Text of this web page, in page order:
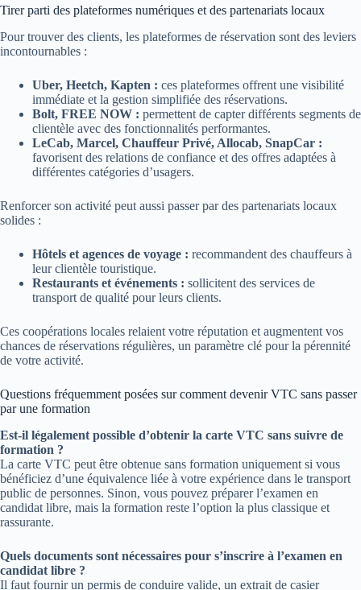
Tirer parti des plateformes numériques et des partenariats locaux
Pour trouver des clients, les plateformes de réservation sont des leviers
incontournables :
Uber, Heetch, Kapten : ces plateformes offrent une visibilité
immédiate et la gestion simplifiée des réservations.
Bolt, FREE NOW : permettent de capter différents segments de
clientèle avec des fonctionnalités performantes.
LeCab, Marcel, Chauffeur Privé, Allocab, SnapCar :
favorisent des relations de confiance et des offres adaptées à
différentes catégories d’usagers.
Renforcer son activité peut aussi passer par des partenariats locaux
solides :
Hôtels et agences de voyage : recommandent des chauffeurs à
leur clientèle touristique.
Restaurants et événements : sollicitent des services de
transport de qualité pour leurs clients.
Ces coopérations locales relaient votre réputation et augmentent vos
chances de réservations régulières, un paramètre clé pour la pérennité
de votre activité.
Questions fréquemment posées sur comment devenir VTC sans passer
par une formation
Est-il légalement possible d’obtenir la carte VTC sans suivre de
formation ?
La carte VTC peut être obtenue sans formation uniquement si vous
bénéficiez d’une équivalence liée à votre expérience dans le transport
public de personnes. Sinon, vous pouvez préparer l’examen en
candidat libre, mais la formation reste l’option la plus classique et
rassurante.
Quels documents sont nécessaires pour s’inscrire à l’examen en
candidat libre ?
Il faut fournir un permis de conduire valide, un extrait de casier